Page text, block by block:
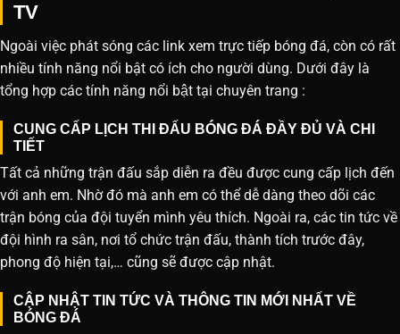
TV
Ngoài việc phát sóng các link xem trực tiếp bóng đá, còn có rất
nhiều tính năng nổi bật có ích cho người dùng. Dưới đây là
tổng hợp các tính năng nổi bật tại chuyên trang :
CUNG CẤP LỊCH THI ĐẤU BÓNG ĐÁ ĐẦY ĐỦ VÀ CHI
TIẾT
Tất cả những trận đấu sắp diễn ra đều được cung cấp lịch đến
với anh em. Nhờ đó mà anh em có thể dễ dàng theo dõi các
trận bóng của đội tuyển mình yêu thích. Ngoài ra, các tin tức về
đội hình ra sân, nơi tổ chức trận đấu, thành tích trước đây,
phong độ hiện tại,… cũng sẽ được cập nhật.
CẬP NHẬT TIN TỨC VÀ THÔNG TIN MỚI NHẤT VỀ
BÓNG ĐÁ